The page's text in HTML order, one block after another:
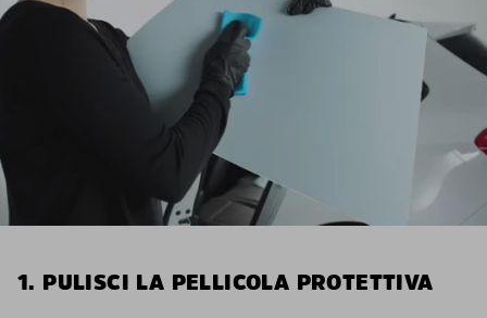
1. PULISCI LA PELLICOLA PROTETTIVA